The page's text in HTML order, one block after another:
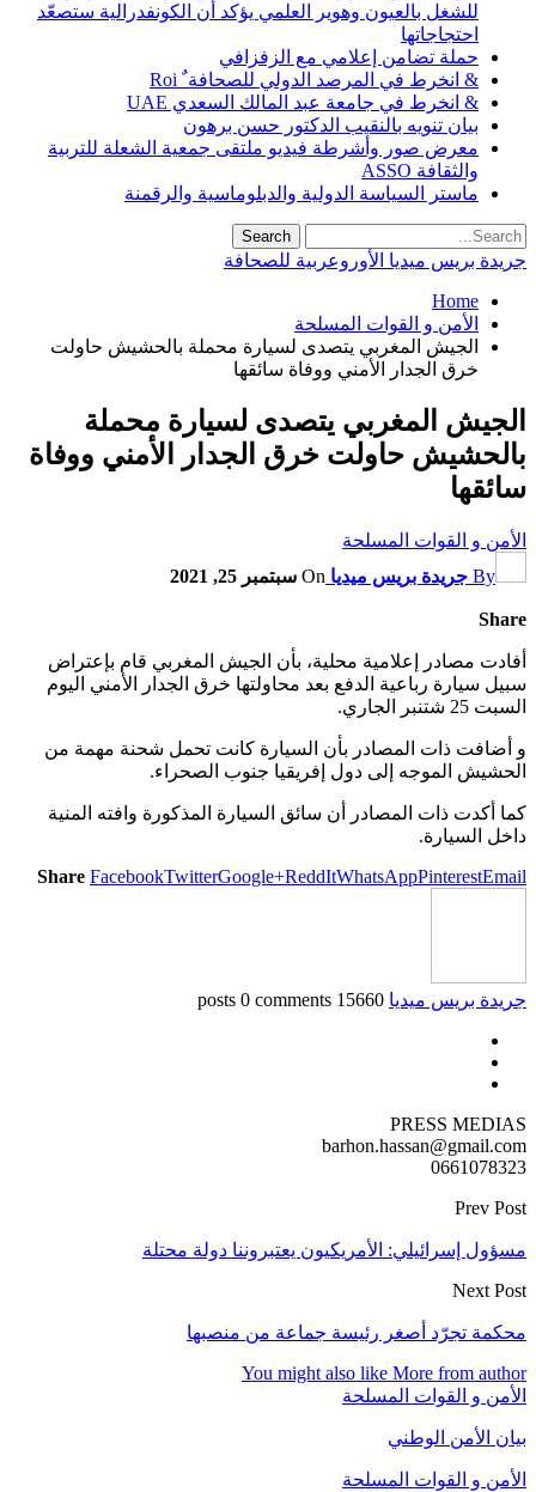
للشغل بالعيون وهوير العلمي يؤكد أن الكونفدرالية ستصعّد
احتجاجاتها
حملة تضامن إعلامي مع الزفزافي
& انخرط في المرصد الدولي للصحافة ٌ Roi
& انخرط في جامعة عبد المالك السعدي UAE
بيان تنويه بالنقيب الدكتور حسن برهون
معرض صور وأشرطة فيديو ملتقى جمعية الشعلة للتربية
والثقافة ASSO
ماستر السياسة الدولية والدبلوماسية والرقمنة
جريدة بريس ميديا الأوروعربية للصحافة
Home
الأمن و القوات المسلحة
الجيش المغربي يتصدى لسيارة محملة بالحشيش حاولت
خرق الجدار الأمني ووفاة سائقها
الجيش المغربي يتصدى لسيارة محملة
بالحشيش حاولت خرق الجدار الأمني ووفاة
سائقها
الأمن و القوات المسلحة
By جريدة بريس ميديا On سبتمبر 25, 2021
Share
أفادت مصادر إعلامية محلية، بأن الجيش المغربي قام بإعتراض
سبيل سيارة رباعية الدفع بعد محاولتها خرق الجدار الأمني اليوم
السبت 25 شتنبر الجاري.
و أضافت ذات المصادر بأن السيارة كانت تحمل شحنة مهمة من
الحشيش الموجه إلى دول إفريقيا جنوب الصحراء.
كما أكدت ذات المصادر أن سائق السيارة المذكورة وافته المنية
داخل السيارة.
Share FacebookTwitterGoogle+ReddItWhatsAppPinterestEmail
جريدة بريس ميديا 15660 posts
0 comments
PRESS MEDIAS
barhon.hassan@gmail.com
0661078323
Prev Post
مسؤول إسرائيلي: الأمريكيون يعتبروننا دولة محتلة
Next Post
محكمة تجرّد أصغر رئيسة جماعة من منصبها
You might also like More from author
الأمن و القوات المسلحة
بيان الأمن الوطني
الأمن و القوات المسلحة